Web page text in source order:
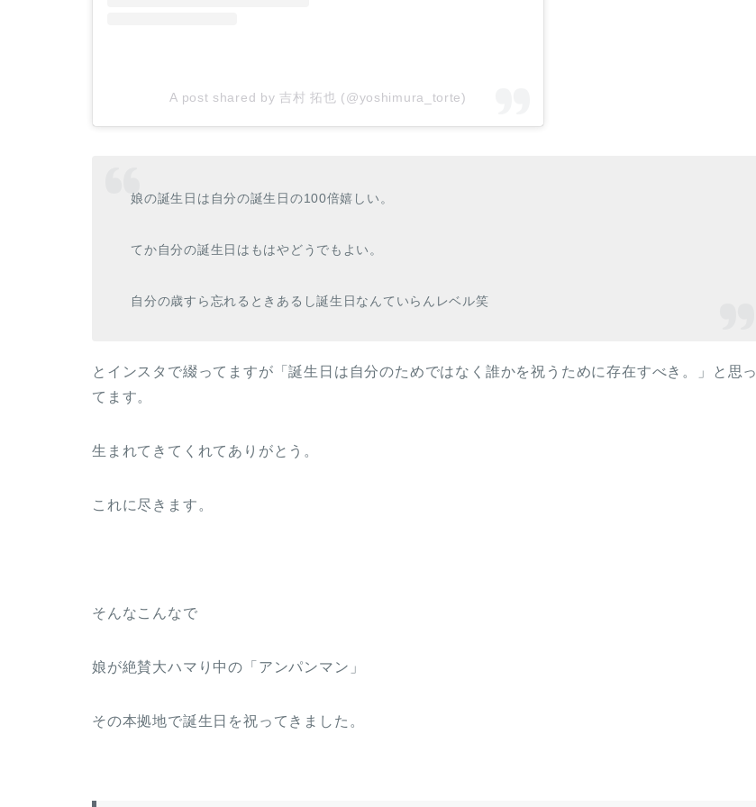
A post shared by 吉村 拓也 (@yoshimura_torte)
娘の誕生日は自分の誕生日の100倍嬉しい。
てか自分の誕生日はもはやどうでもよい。
自分の歳すら忘れるときあるし誕生日なんていらんレベル笑
とインスタで綴ってますが「誕生日は自分のためではなく誰かを祝うために存在すべき。」と思っ
てます。
生まれてきてくれてありがとう。
これに尽きます。
そんなこんなで
娘が絶賛大ハマり中の「アンパンマン」
その本拠地で誕生日を祝ってきました。